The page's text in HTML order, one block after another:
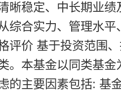
晰稳定、中长期业
综合实力、管理水
评价 基于投资范围
。本基金以同类基
的主要因素包括: 基